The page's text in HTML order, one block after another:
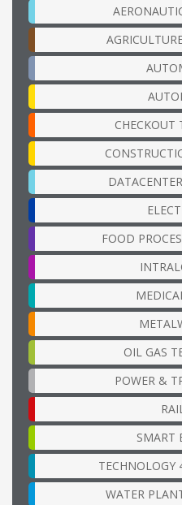
CHECKOUT
FOOD
OIL GAS
POWER &
SMART
TECHNOLOGY
WATER